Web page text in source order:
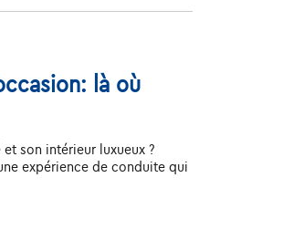
là où
son intérieur luxueux ?
expérience de conduite qui